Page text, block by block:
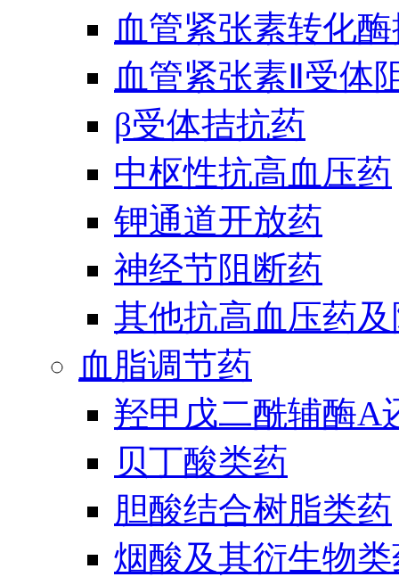
血管紧张素转化
血管紧张素Ⅱ受体
β受体拮抗药
中枢性抗高血压药
钾通道开放药
神经节阻断药
其他抗高血压药
血脂调节药
羟甲戊二酰辅酶A
贝丁酸类药
胆酸结合树脂类药
烟酸及其衍生物